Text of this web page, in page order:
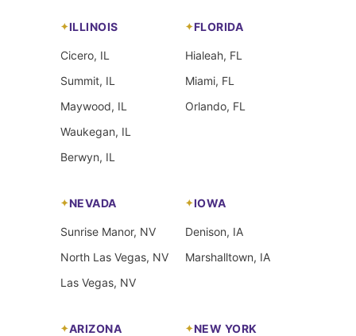
ILLINOIS
Cicero, IL
Summit, IL
Maywood, IL
Waukegan, IL
Berwyn, IL
FLORIDA
Hialeah, FL
Miami, FL
Orlando, FL
NEVADA
Sunrise Manor, NV
North Las Vegas, NV
Las Vegas, NV
IOWA
Denison, IA
Marshalltown, IA
ARIZONA NEW YORK